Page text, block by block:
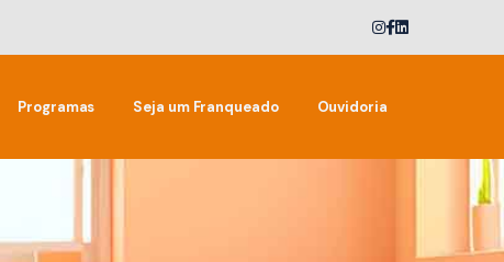
Programas Seja um Franqueado Ouvidoria